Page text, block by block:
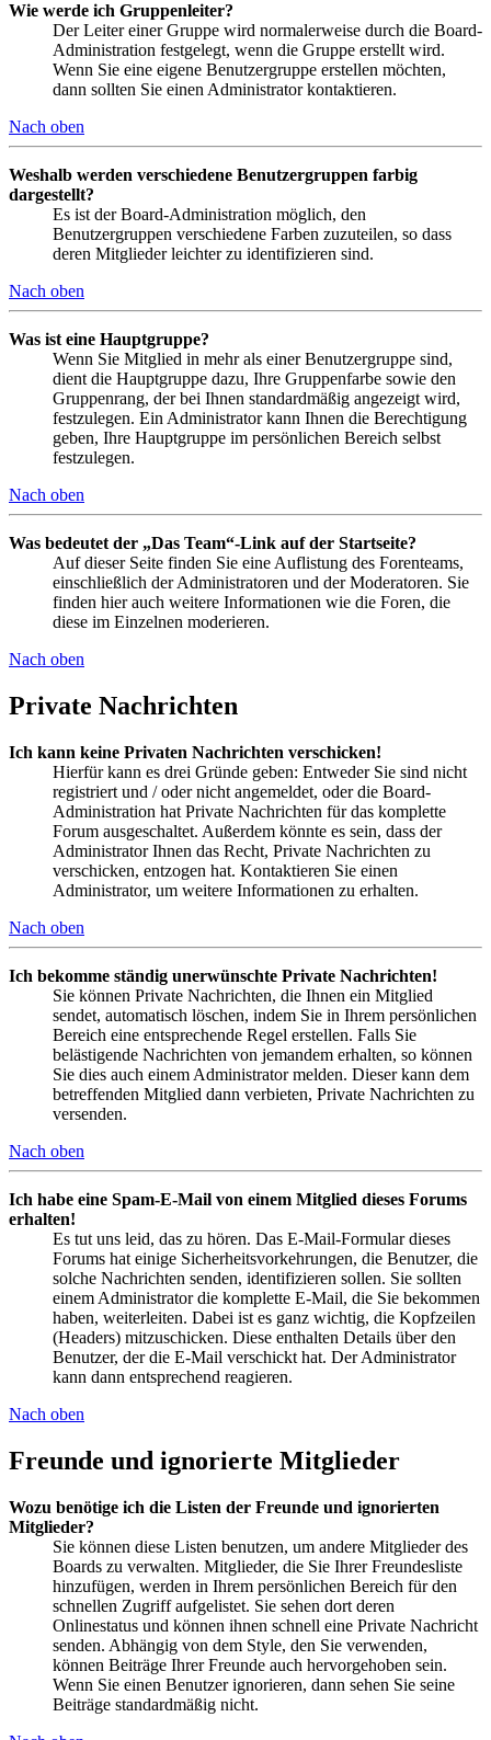
Wie werde ich Gruppenleiter?
Der Leiter einer Gruppe wird normalerweise durch die Board-
Administration festgelegt, wenn die Gruppe erstellt wird.
Wenn Sie eine eigene Benutzergruppe erstellen möchten,
dann sollten Sie einen Administrator kontaktieren.
Nach oben
Weshalb werden verschiedene Benutzergruppen farbig
dargestellt?
Es ist der Board-Administration möglich, den
Benutzergruppen verschiedene Farben zuzuteilen, so dass
deren Mitglieder leichter zu identifizieren sind.
Nach oben
Was ist eine Hauptgruppe?
Wenn Sie Mitglied in mehr als einer Benutzergruppe sind,
dient die Hauptgruppe dazu, Ihre Gruppenfarbe sowie den
Gruppenrang, der bei Ihnen standardmäßig angezeigt wird,
festzulegen. Ein Administrator kann Ihnen die Berechtigung
geben, Ihre Hauptgruppe im persönlichen Bereich selbst
festzulegen.
Nach oben
Was bedeutet der „Das Team“-Link auf der Startseite?
Auf dieser Seite finden Sie eine Auflistung des Forenteams,
einschließlich der Administratoren und der Moderatoren. Sie
finden hier auch weitere Informationen wie die Foren, die
diese im Einzelnen moderieren.
Nach oben
Private Nachrichten
Ich kann keine Privaten Nachrichten verschicken!
Hierfür kann es drei Gründe geben: Entweder Sie sind nicht
registriert und / oder nicht angemeldet, oder die Board-
Administration hat Private Nachrichten für das komplette
Forum ausgeschaltet. Außerdem könnte es sein, dass der
Administrator Ihnen das Recht, Private Nachrichten zu
verschicken, entzogen hat. Kontaktieren Sie einen
Administrator, um weitere Informationen zu erhalten.
Nach oben
Ich bekomme ständig unerwünschte Private Nachrichten!
Sie können Private Nachrichten, die Ihnen ein Mitglied
sendet, automatisch löschen, indem Sie in Ihrem persönlichen
Bereich eine entsprechende Regel erstellen. Falls Sie
belästigende Nachrichten von jemandem erhalten, so können
Sie dies auch einem Administrator melden. Dieser kann dem
betreffenden Mitglied dann verbieten, Private Nachrichten zu
versenden.
Nach oben
Ich habe eine Spam-E-Mail von einem Mitglied dieses Forums
erhalten!
Es tut uns leid, das zu hören. Das E-Mail-Formular dieses
Forums hat einige Sicherheitsvorkehrungen, die Benutzer, die
solche Nachrichten senden, identifizieren sollen. Sie sollten
einem Administrator die komplette E-Mail, die Sie bekommen
haben, weiterleiten. Dabei ist es ganz wichtig, die Kopfzeilen
(Headers) mitzuschicken. Diese enthalten Details über den
Benutzer, der die E-Mail verschickt hat. Der Administrator
kann dann entsprechend reagieren.
Nach oben
Freunde und ignorierte Mitglieder
Wozu benötige ich die Listen der Freunde und ignorierten
Mitglieder?
Sie können diese Listen benutzen, um andere Mitglieder des
Boards zu verwalten. Mitglieder, die Sie Ihrer Freundesliste
hinzufügen, werden in Ihrem persönlichen Bereich für den
schnellen Zugriff aufgelistet. Sie sehen dort deren
Onlinestatus und können ihnen schnell eine Private Nachricht
senden. Abhängig von dem Style, den Sie verwenden,
können Beiträge Ihrer Freunde auch hervorgehoben sein.
Wenn Sie einen Benutzer ignorieren, dann sehen Sie seine
Beiträge standardmäßig nicht.